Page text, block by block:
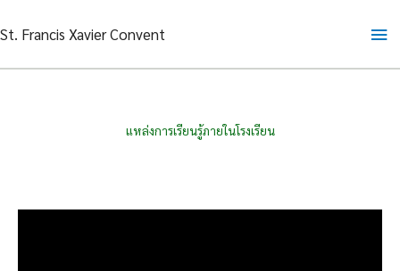
to
St. Francis Xavier Convent
แหล่งการเรียนรู้ภายในโรงเรียน